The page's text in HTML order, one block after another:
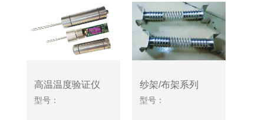
高温温度验证仪
型号：
纱架/布架系列
型号：